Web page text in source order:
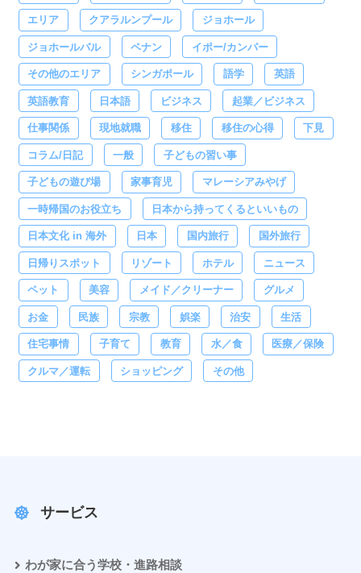
エリア クアラルンプール ジョホール
ジョホールバル ペナン イポー/カンパー
その他のエリア シンガポール 語学 英語
英語教育 日本語 ビジネス 起業／ビジネス
仕事関係 現地就職 移住 移住の心得 下見
コラム/日記 一般 子どもの習い事
子どもの遊び場 家事育児 マレーシアみやげ
一時帰国のお役立ち 日本から持ってくるといいもの
日本文化 in 海外 日本 国内旅行 国外旅行
日帰りスポット リゾート ホテル ニュース
ペット 美容 メイド／クリーナー グルメ
お金 民族 宗教 娯楽 治安 生活
住宅事情 子育て 教育 水／食 医療／保険
クルマ／運転 ショッピング その他
サービス
わが家に合う学校・進路相談